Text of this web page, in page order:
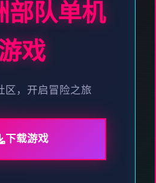
部队单机
戏
区，开启冒险之旅
下载游戏